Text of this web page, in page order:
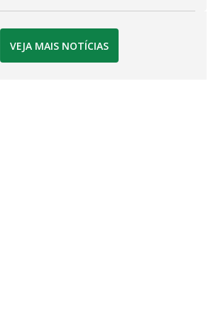
VEJA MAIS NOTÍCIAS